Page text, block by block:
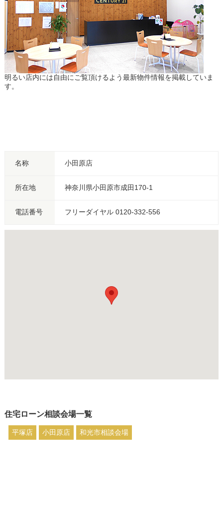
明るい店内には自由にご覧頂けるよう最新物件情報を掲載していま
す。
名称 小田原店
所在地 神奈川県小田原市成田170-1
電話番号 フリーダイヤル 0120-332-556
住宅ローン相談会場一覧